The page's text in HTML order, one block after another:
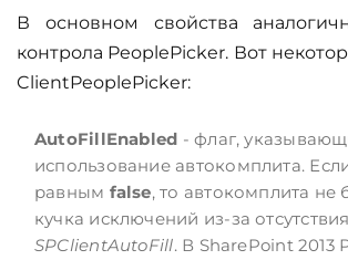
В основном свойства
контрола PeoplePicker. Вот
ClientPeoplePicker:
AutoFillEnabled - флаг,
использование автокомплита.
равным false, то автокомплита не
кучка исключений из-за
SPClientAutoFill. В SharePoint 2013